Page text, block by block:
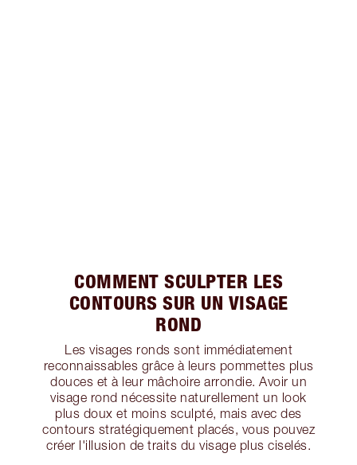
COMMENT SCULPTER LES
CONTOURS SUR UN VISAGE
ROND
Les visages ronds sont immédiatement
reconnaissables grâce à leurs pommettes plus
douces et à leur mâchoire arrondie. Avoir un
visage rond nécessite naturellement un look
plus doux et moins sculpté, mais avec des
contours stratégiquement placés, vous pouvez
créer l'illusion de traits du visage plus ciselés.